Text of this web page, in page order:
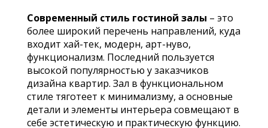
Современный стиль гостиной залы – это
более широкий перечень направлений, куда
входит хай-тек, модерн, арт-нуво,
функционализм. Последний пользуется
высокой популярностью у заказчиков
дизайна квартир. Зал в функциональном
стиле тяготеет к минимализму, а основные
детали и элементы интерьера совмещают в
себе эстетическую и практическую функцию.